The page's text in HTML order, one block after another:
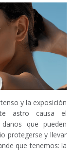
y la exposición
astro causa el
que pueden
protegerse y llevar
que tenemos: la